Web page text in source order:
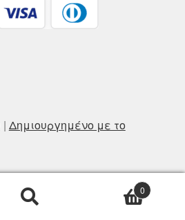
Δημιουργημένο με το
0